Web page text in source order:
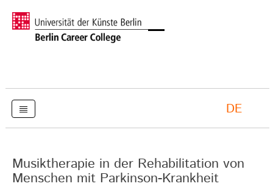
DE
Musiktherapie in der Rehabilitation von
Menschen mit Parkinson-Krankheit